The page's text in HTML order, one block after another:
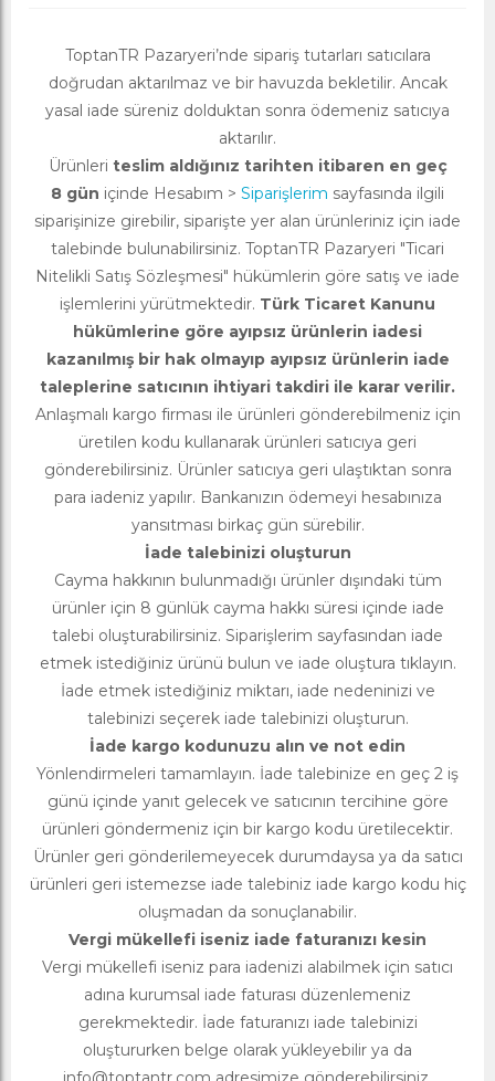
ToptanTR Pazaryeri’nde sipariş tutarları satıcılara
doğrudan aktarılmaz ve bir havuzda bekletilir. Ancak
yasal iade süreniz dolduktan sonra ödemeniz satıcıya
aktarılır.
Ürünleri teslim aldığınız tarihten itibaren en geç
8 gün içinde Hesabım > Siparişlerim sayfasında ilgili
siparişinize girebilir, siparişte yer alan ürünleriniz için iade
talebinde bulunabilirsiniz. ToptanTR Pazaryeri "Ticari
Nitelikli Satış Sözleşmesi" hükümlerin göre satış ve iade
işlemlerini yürütmektedir. Türk Ticaret Kanunu
hükümlerine göre ayıpsız ürünlerin iadesi
kazanılmış bir hak olmayıp ayıpsız ürünlerin iade
taleplerine satıcının ihtiyari takdiri ile karar verilir.
Anlaşmalı kargo firması ile ürünleri gönderebilmeniz için
üretilen kodu kullanarak ürünleri satıcıya geri
gönderebilirsiniz. Ürünler satıcıya geri ulaştıktan sonra
para iadeniz yapılır. Bankanızın ödemeyi hesabınıza
yansıtması birkaç gün sürebilir.
İade talebinizi oluşturun
Cayma hakkının bulunmadığı ürünler dışındaki tüm
ürünler için 8 günlük cayma hakkı süresi içinde iade
talebi oluşturabilirsiniz. Siparişlerim sayfasından iade
etmek istediğiniz ürünü bulun ve iade oluştura tıklayın.
İade etmek istediğiniz miktarı, iade nedeninizi ve
talebinizi seçerek iade talebinizi oluşturun.
İade kargo kodunuzu alın ve not edin
Yönlendirmeleri tamamlayın. İade talebinize en geç 2 iş
günü içinde yanıt gelecek ve satıcının tercihine göre
ürünleri göndermeniz için bir kargo kodu üretilecektir.
Ürünler geri gönderilemeyecek durumdaysa ya da satıcı
ürünleri geri istemezse iade talebiniz iade kargo kodu hiç
oluşmadan da sonuçlanabilir.
Vergi mükellefi iseniz iade faturanızı kesin
Vergi mükellefi iseniz para iadenizi alabilmek için satıcı
adına kurumsal iade faturası düzenlemeniz
gerekmektedir. İade faturanızı iade talebinizi
oluştururken belge olarak yükleyebilir ya da